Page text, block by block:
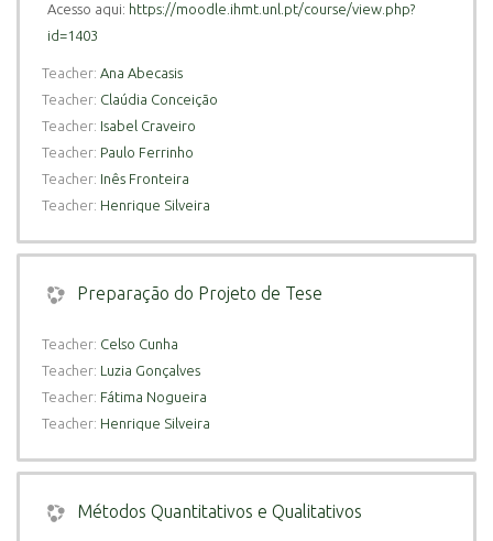
Acesso aqui: https://moodle.ihmt.unl.pt/course/view.php?
id=1403
Teacher: Ana Abecasis
Teacher: Claúdia Conceição
Teacher: Isabel Craveiro
Teacher: Paulo Ferrinho
Teacher: Inês Fronteira
Teacher: Henrique Silveira
Preparação do Projeto de Tese
Teacher: Celso Cunha
Teacher: Luzia Gonçalves
Teacher: Fátima Nogueira
Teacher: Henrique Silveira
Métodos Quantitativos e Qualitativos